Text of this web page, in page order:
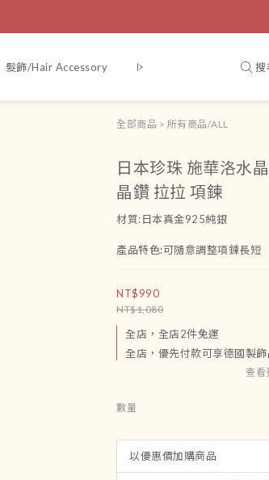
髮飾/Hair Accessory 腳鏈 運送政搜
全部商品 > 所有商品/ALL
日本珍珠 施華洛水
晶鑽 拉拉 項鍊
材質:日本真金925純銀
產品特色:可隨意調整項鍊長短
NT$990
NT$1,080
全店，全店2件免運
全店，優先付款可享德國製
查看
數量
以優惠價加購商品